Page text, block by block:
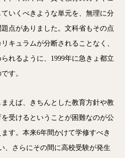
いくべきような単元を、無理に分
点がありました。文科省もその点
キュラムが分断されることなく、
れるように、1999年に急きょ都立
す。
えば、きちんとした教育方針や教
受けるということが困難なのが公
す。本来6年間かけて学修すべき
、さらにその間に高校受験が発生